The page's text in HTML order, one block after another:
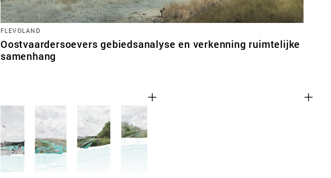
FLEVOLAND
Oostvaardersoevers gebiedsanalyse en verkenning ruimtelijke
samenhang